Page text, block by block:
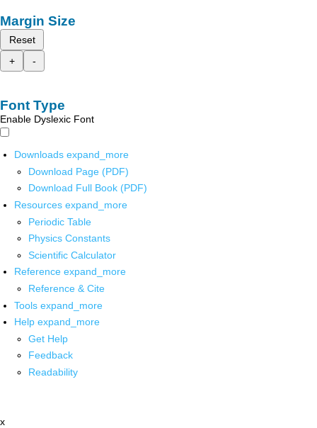
Margin Size
Reset
+
-
Font Type
Enable Dyslexic Font
Downloads expand_more
Download Page (PDF)
Download Full Book (PDF)
Resources expand_more
Periodic Table
Physics Constants
Scientific Calculator
Reference expand_more
Reference & Cite
Tools expand_more
Help expand_more
Get Help
Feedback
Readability
x